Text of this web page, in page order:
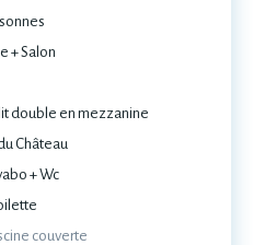
+ Salon
double en mezzanine
Château
+ Wc
couverte